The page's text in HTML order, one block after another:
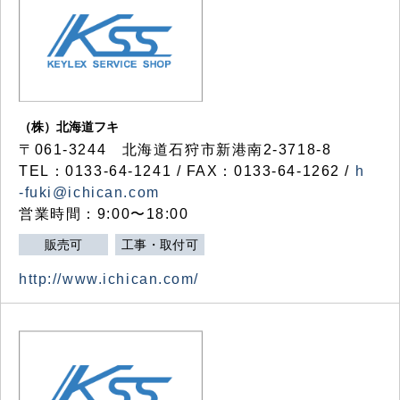
（株）北海道フキ
〒061-3244 北海道石狩市新港南2-3718-8
TEL：0133-64-1241 / FAX：0133-64-1262 / h
-fuki@ichican.com
営業時間：9:00〜18:00
販売可 工事・取付可
http://www.ichican.com/